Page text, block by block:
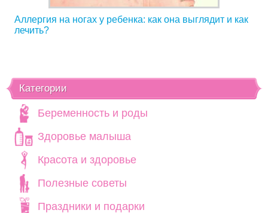
Аллергия на ногах у ребенка: как она выглядит и как
лечить?
Категории
Беременность и роды
Здоровье малыша
Красота и здоровье
Полезные советы
Праздники и подарки